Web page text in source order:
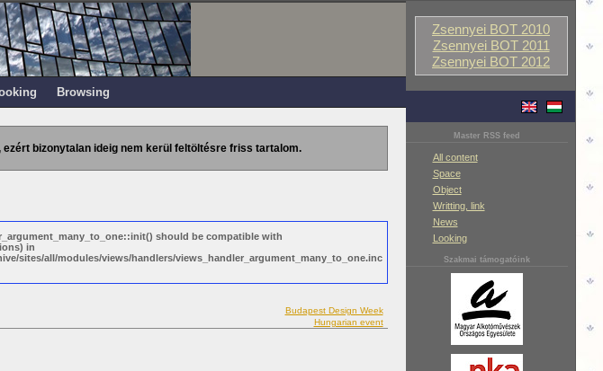
Zsennyei BOT 2010
Zsennyei BOT 2011
Zsennyei BOT 2012
Master RSS feed
All content
Space
Object
Writting, link
News
Looking
Szakmai támogatóink
Browsing
bizonytalan ideig nem kerül feltöltésre friss tartalom.
should be compatible with
in
sites/all/modules/views/handlers/views_handler_argument_many_to_one.inc
Budapest Design Week
Hungarian event